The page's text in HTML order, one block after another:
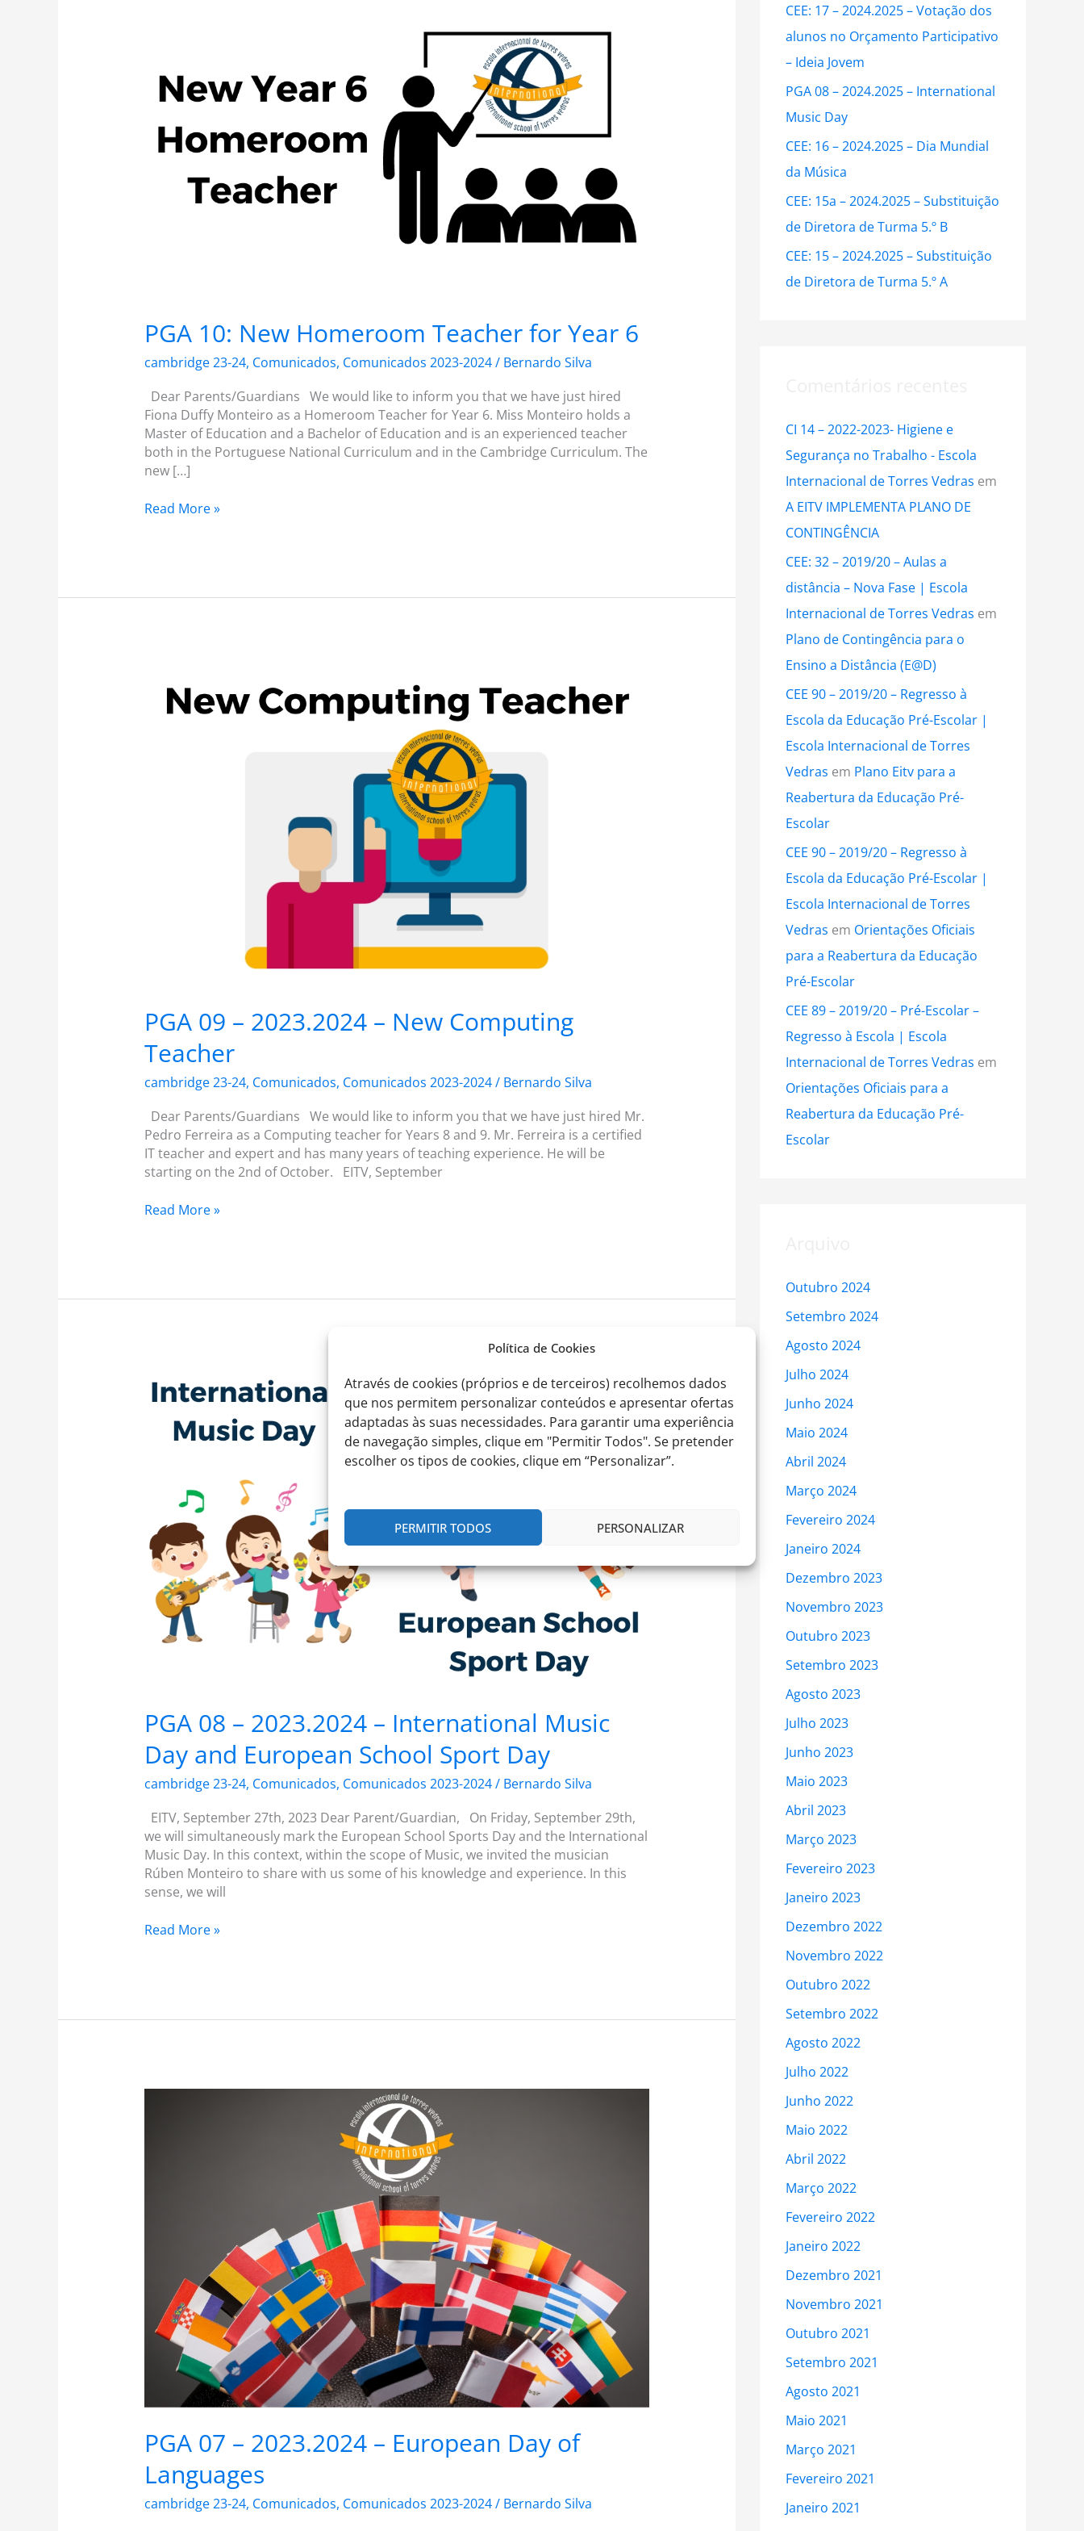
Política de Cookies
Através de cookies (próprios e de terceiros) recolhemos dados
que nos permitem personalizar conteúdos e apresentar ofertas
adaptadas às suas necessidades. Para garantir uma experiência
de navegação simples, clique em "Permitir Todos". Se pretender
escolher os tipos de cookies, clique em “Personalizar”.
PERMITIR TODOS PERSONALIZAR
PGA 10: New Homeroom Teacher for Year 6
cambridge 23-24, Comunicados, Comunicados 2023-2024/ Bernardo Silva
Dear Parents/Guardians We would like to inform you that we have just hired
Fiona Duffy Monteiro as a Homeroom Teacher for Year 6. Miss Monteiro holds a
Master of Education and a Bachelor of Education and is an experienced teacher
both in the Portuguese National Curriculum and in the Cambridge Curriculum. The
new […]
for
Year
Read More »
PGA 09 – 2023.2024 – New Computing
Teacher
cambridge 23-24, Comunicados, Comunicados 2023-2024/ Bernardo Silva
Dear Parents/Guardians We would like to inform you that we have just hired Mr.
Pedro Ferreira as a Computing teacher for Years 8 and 9. Mr. Ferreira is a certified
IT teacher and expert and has many years of teaching experience. He will be
starting on the 2nd of October. EITV, September
Read More »
PGA 08 – 2023.2024 – International Music
Day and European School Sport Day
cambridge 23-24, Comunicados, Comunicados 2023-2024/ Bernardo Silva
EITV, September 27th, 2023 Dear Parent/Guardian, On Friday, September 29th,
we will simultaneously mark the European School Sports Day and the International
Music Day. In this context, within the scope of Music, we invited the musician
Rúben Monteiro to share with us some of his knowledge and experience. In this
sense, we will
2023.2024
and
European
School
Sport
Day
Read More »
PGA 07 – 2023.2024 – European Day of
Languages
cambridge 23-24, Comunicados, Comunicados 2023-2024/ Bernardo Silva
f
o
r
:
CEE: 17 – 2024.2025 – Votação dos
alunos no Orçamento Participativo
– Ideia Jovem
PGA 08 – 2024.2025 – International
Music Day
CEE: 16 – 2024.2025 – Dia Mundial
da Música
CEE: 15a – 2024.2025 – Substituição
de Diretora de Turma 5.º B
CEE: 15 – 2024.2025 – Substituição
de Diretora de Turma 5.º A
CI 14 – 2022-2023- Higiene e
Segurança no Trabalho - Escola
Internacional de Torres Vedras em
A EITV IMPLEMENTA PLANO DE
CONTINGÊNCIA
CEE: 32 – 2019/20 – Aulas a
distância – Nova Fase | Escola
Internacional de Torres Vedras em
Plano de Contingência para o
Ensino a Distância (E@D)
CEE 90 – 2019/20 – Regresso à
Escola da Educação Pré-Escolar |
Escola Internacional de Torres
Vedras em Plano Eitv para a
Reabertura da Educação Pré-
Escolar
CEE 90 – 2019/20 – Regresso à
Escola da Educação Pré-Escolar |
Escola Internacional de Torres
Vedras em Orientações Oficiais
para a Reabertura da Educação
Pré-Escolar
CEE 89 – 2019/20 – Pré-Escolar –
Regresso à Escola | Escola
Internacional de Torres Vedras em
Orientações Oficiais para a
Reabertura da Educação Pré-
Escolar
Outubro 2024
Setembro 2024
Agosto 2024
Julho 2024
Junho 2024
Maio 2024
Abril 2024
Março 2024
Fevereiro 2024
Janeiro 2024
Dezembro 2023
Novembro 2023
Outubro 2023
Setembro 2023
Agosto 2023
Julho 2023
Junho 2023
Maio 2023
Abril 2023
Março 2023
Fevereiro 2023
Janeiro 2023
Dezembro 2022
Novembro 2022
Outubro 2022
Setembro 2022
Agosto 2022
Julho 2022
Junho 2022
Maio 2022
Abril 2022
Março 2022
Fevereiro 2022
Janeiro 2022
Dezembro 2021
Novembro 2021
Outubro 2021
Setembro 2021
Agosto 2021
Maio 2021
Março 2021
Fevereiro 2021
Janeiro 2021